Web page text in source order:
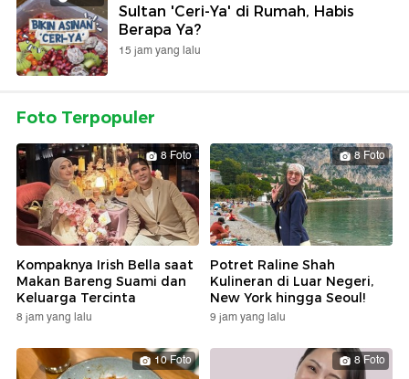
Sultan 'Ceri-Ya' di Rumah, Habis
Berapa Ya?
15 jam yang lalu
Foto Terpopuler
8 Foto
Kompaknya Irish Bella saat
Makan Bareng Suami dan
Keluarga Tercinta
8 jam yang lalu
8 Foto
Potret Raline Shah
Kulineran di Luar Negeri,
New York hingga Seoul!
9 jam yang lalu
10 Foto 8 Foto